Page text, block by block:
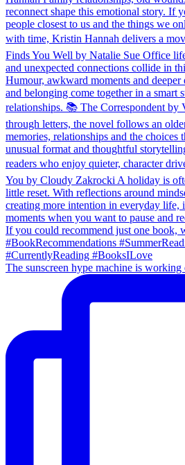
The sunscreen hype machine is